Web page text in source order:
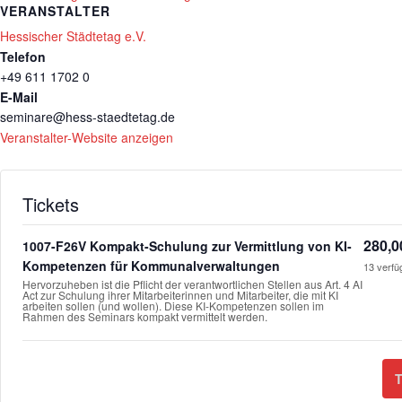
VERANSTALTER
Hessischer Städtetag e.V.
Telefon
+49 611 1702 0
E-Mail
seminare@hess-staedtetag.de
Veranstalter-Website anzeigen
Tickets
1007-F26V Kompakt-Schulung zur Vermittlung von KI-
Kompetenzen für Kommunalverwaltungen
Hervorzuheben ist die Pflicht der verantwortlichen Stellen aus Art. 4 AI
Act zur Schulung ihrer Mitarbeiterinnen und Mitarbeiter, die mit KI
arbeiten sollen (und wollen). Diese KI-Kompetenzen sollen im
Rahmen des Seminars kompakt vermittelt werden.
13